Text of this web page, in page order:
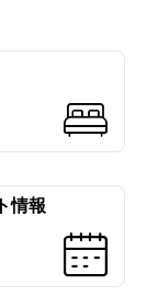
情報